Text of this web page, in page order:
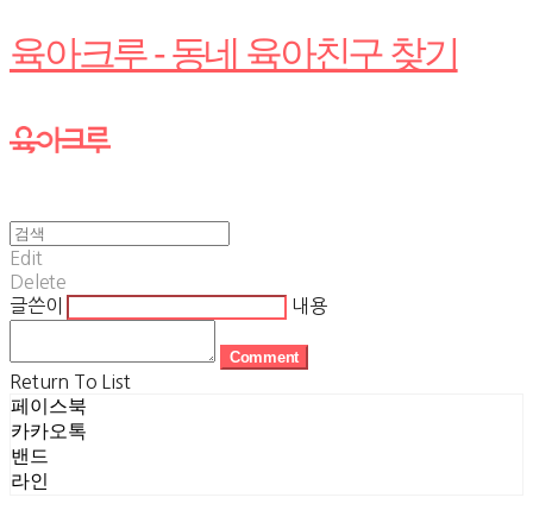
육아크루 - 동네 육아친구 찾기
Edit
Delete
글쓴이
내용
Comment
Return To List
페이스북
카카오톡
밴드
라인